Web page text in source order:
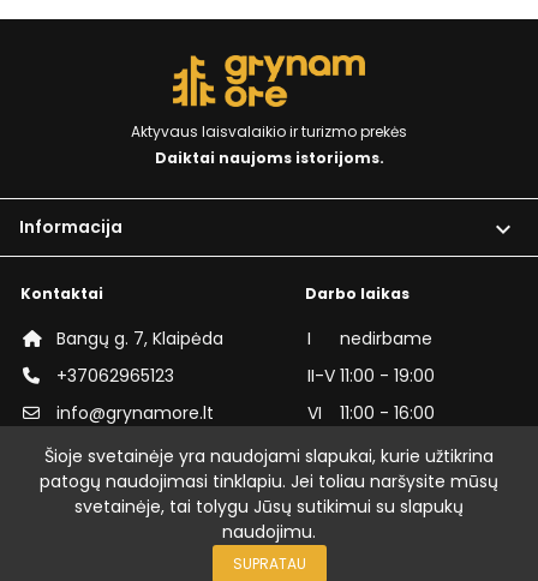
Aktyvaus laisvalaikio ir turizmo prekės
Daiktai naujoms istorijoms.
Informacija 
Kontaktai
Bangų g. 7, Klaipėda
+37062965123
info@grynamore.lt
grynamore
grynamorelt
Darbo laikas
I
nedirbame
II-V 11:00 - 19:00
VI
11:00 - 16:00
VII nedirbame
© GrynamOre | Visos teisės saugomos
Šioje svetainėje yra naudojami slapukai, kurie užtikrina
patogų naudojimasi tinklapiu. Jei toliau naršysite mūsų
svetainėje, tai tolygu Jūsų sutikimui su slapukų
naudojimu.
SUPRATAU